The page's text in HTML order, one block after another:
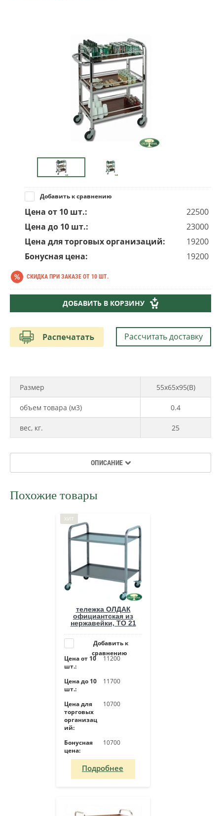
Добавить к сравнению
Цена от 10 шт.:
22500
Цена до 10 шт.:
23000
Цена для торговых организаций:
19200
Бонусная цена:
19200
СКИДКА ПРИ ЗАКАЗЕ ОТ 10 ШТ.
20 000
23 000
ДОБАВИТЬ В КОРЗИНУ
Рассчитать доставку
Размер 55х65х95(В)
объем товара (м3) 0.4
вес, кг. 25
ОПИСАНИЕ
Похожие товары
ХИТ
тележка ОЛДАК
официантская из
нержавейки, ТО 21
Добавить к
сравнению
Цена от 10
шт.:
11200
Цена до 10
шт.:
11700
Цена для
торговых
организац
ий:
10700
Бонусная
цена:
10700
Подробнее